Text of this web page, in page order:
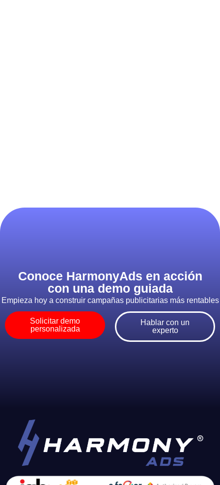
Conoce HarmonyAds en acción
con una demo guiada
Empieza hoy a construir campañas publicitarias más rentables
Solicitar demo
personalizada
Hablar con un
experto